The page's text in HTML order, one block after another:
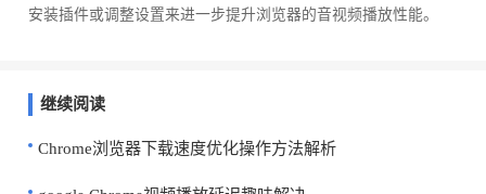
安装插件或调整设置来进一步提升浏览器的音视频播放性能。
继续阅读
Chrome浏览器下载速度优化操作方法解析